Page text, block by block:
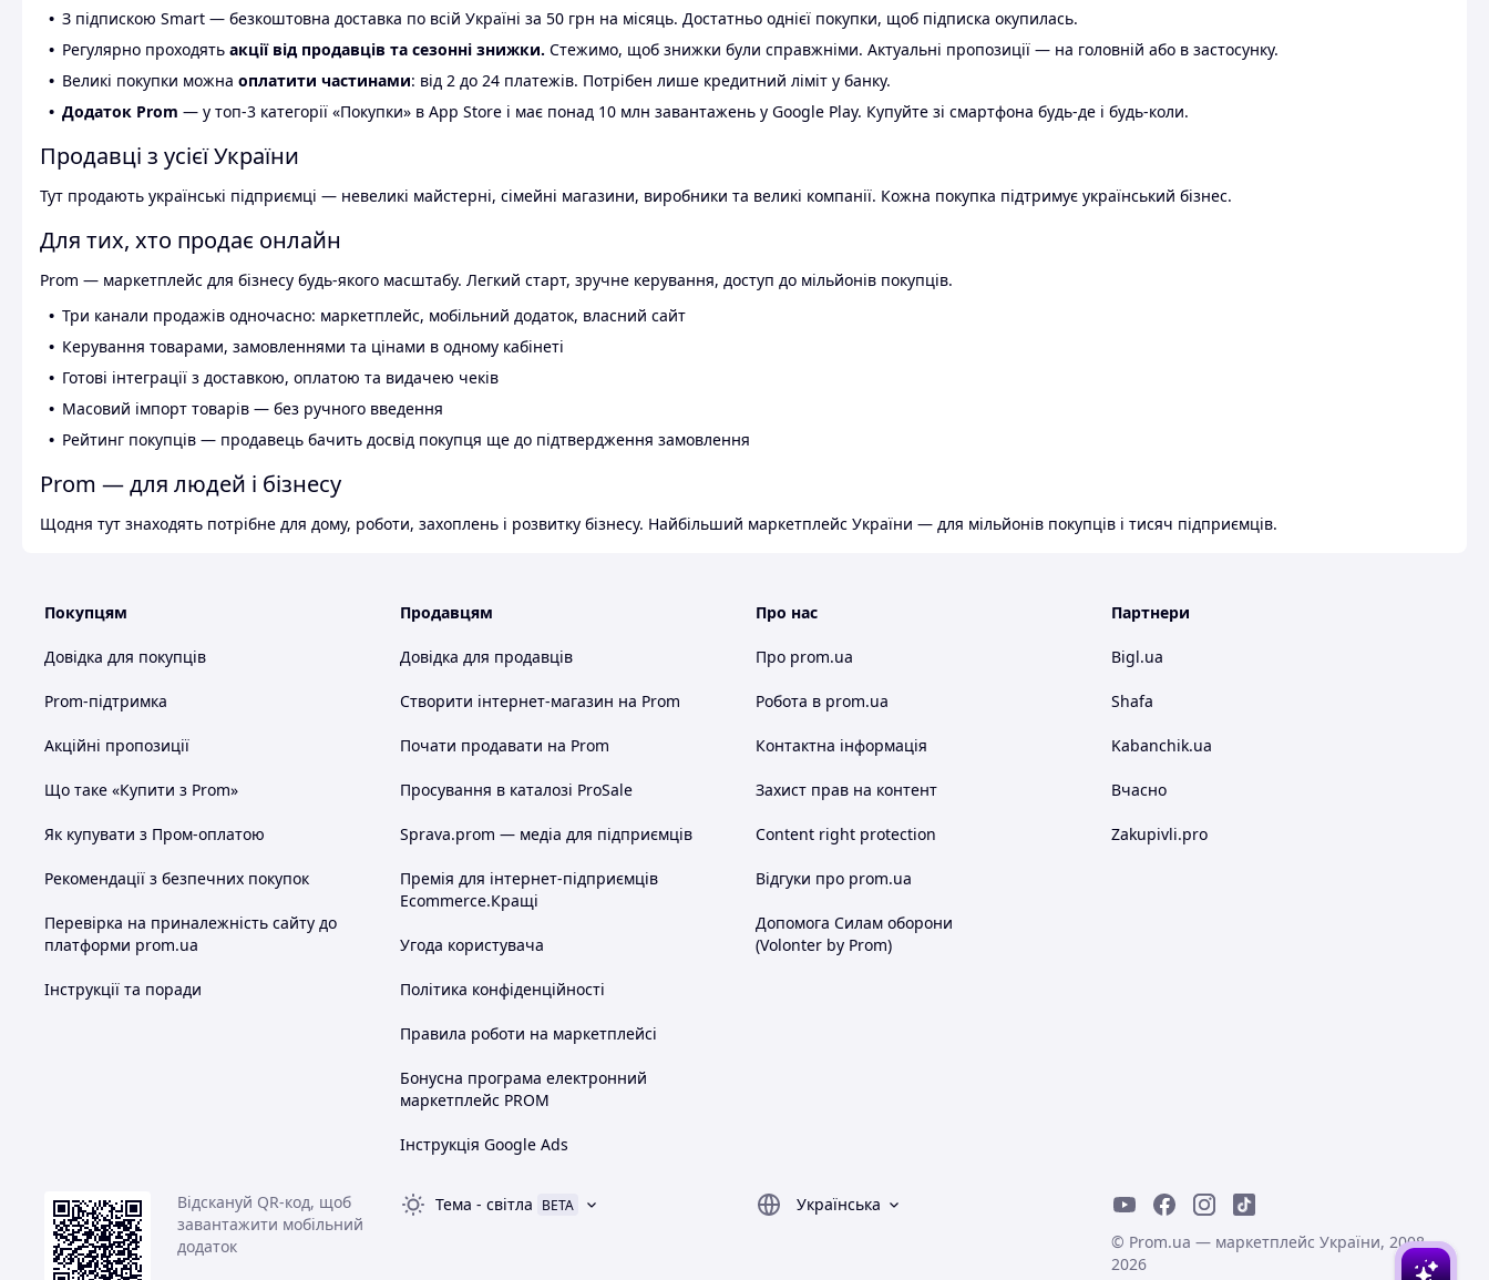
З підпискою Smart — безкоштовна доставка по всій Україні за 50 грн на місяць. Достатньо однієї покупки, щоб підписка окупилась.
Регулярно проходять акції від продавців та сезонні знижки. Стежимо, щоб знижки були справжніми. Актуальні пропозиції — на головній або в застосунку.
Великі покупки можна оплатити частинами: від 2 до 24 платежів. Потрібен лише кредитний ліміт у банку.
Додаток Prom — у топ-3 категорії «Покупки» в App Store і має понад 10 млн завантажень у Google Play. Купуйте зі смартфона будь-де і будь-коли.
Продавці з усієї України
Тут продають українські підприємці — невеликі майстерні, сімейні магазини, виробники та великі компанії. Кожна покупка підтримує український бізнес.
Для тих, хто продає онлайн
Prom — маркетплейс для бізнесу будь-якого масштабу. Легкий старт, зручне керування, доступ до мільйонів покупців.
Три канали продажів одночасно: маркетплейс, мобільний додаток, власний сайт
Керування товарами, замовленнями та цінами в одному кабінеті
Готові інтеграції з доставкою, оплатою та видачею чеків
Масовий імпорт товарів — без ручного введення
Рейтинг покупців — продавець бачить досвід покупця ще до підтвердження замовлення
Prom — для людей і бізнесу
Щодня тут знаходять потрібне для дому, роботи, захоплень і розвитку бізнесу. Найбільший маркетплейс України — для мільйонів покупців і тисяч підприємців.
Покупцям
Довідка для покупців
Prom-підтримка
Акційні пропозиції
Що таке «Купити з Prom»
Як купувати з Пром-оплатою
Рекомендації з безпечних покупок
Перевірка на приналежність сайту до
платформи prom.ua
Інструкції та поради
Продавцям
Довідка для продавців
Створити інтернет-магазин на Prom
Почати продавати на Prom
Просування в каталозі ProSale
Sprava.prom — медіа для підприємців
Премія для інтернет-підприємців
Ecommerce.Кращі
Угода користувача
Політика конфіденційності
Правила роботи на маркетплейсі
Бонусна програма електронний
маркетплейс PROM
Інструкція Google Ads
Про нас
Про prom.ua
Робота в prom.ua
Контактна інформація
Захист прав на контент
Content right protection
Відгуки про prom.ua
Допомога Силам оборони
(Volonter by Prom)
Партнери
Bigl.ua
Shafa
Kabanchik.ua
Вчасно
Zakupivli.pro
Відскануй QR-код, щоб
завантажити мобільний
додаток
Тема - світла BETA
Українська
© Prom.ua — маркетплейс України, 2008-
2026